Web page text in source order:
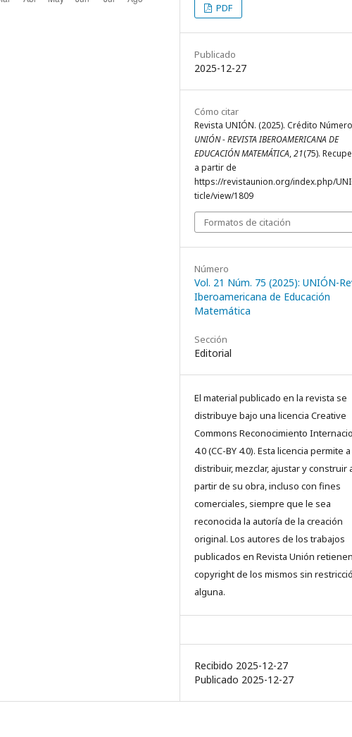
PDF
Publicado
2025-12-27
Cómo citar
Revista UNIÓN. (2025). Crédito
UNIÓN - REVISTA IBEROAMERICANA DE
EDUCACIÓN MATEMÁTICA,21(75).
a partir de
https://revistaunion.org/index.php/
ticle/view/1809
Formatos de citación
Número
Vol. 21 Núm. 75 (2025): UNIÓN-
Iberoamericana de Educación
Matemática
Sección
Editorial
El material publicado en la revista se
distribuye bajo una licencia Creative
Commons Reconocimiento
4.0 (CC-BY 4.0). Esta licencia permite
distribuir, mezclar, ajustar y construir
partir de su obra, incluso con fines
comerciales, siempre que le sea
reconocida la autoría de la creación
original. Los autores de los trabajos
publicados en Revista Unión
copyright de los mismos sin
alguna.
Recibido 2025-12-27
Publicado 2025-12-27